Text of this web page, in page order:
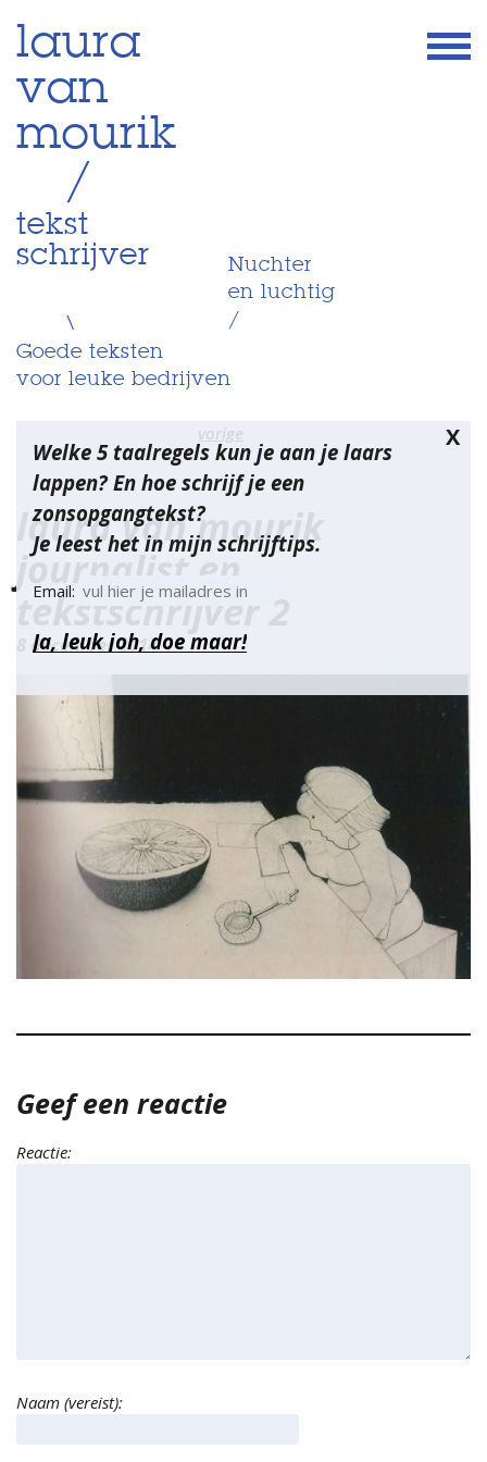
Skip
to
content
laura
van
mourik
/
tekst
schrijver
\
Nuchter
en luchtig
/
Goede teksten
voor leuke bedrijven
X
Welke 5 taalregels kun je aan je laars
lappen? En hoe schrijf je een
zonsopgangtekst?
Je leest het in mijn schrijftips.
Email:
Bericht
navigatie
vorige
laura van mourik
journalist en
tekstschrijver 2
8 december 2014
Geef een reactie
Reactie:
Naam (vereist):